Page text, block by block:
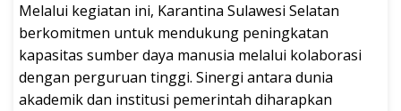
Melalui kegiatan ini, Karantina Sulawesi Selatan
berkomitmen untuk mendukung peningkatan
kapasitas sumber daya manusia melalui kolaborasi
dengan perguruan tinggi. Sinergi antara dunia
akademik dan institusi pemerintah diharapkan